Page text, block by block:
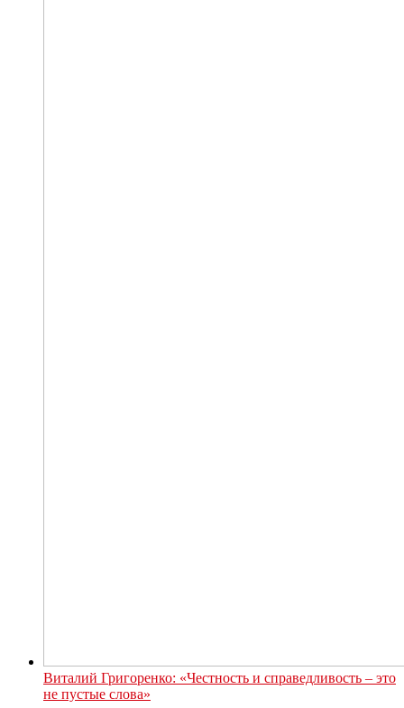
Виталий Григоренко: «Честность и справедливость – это
не пустые слова»